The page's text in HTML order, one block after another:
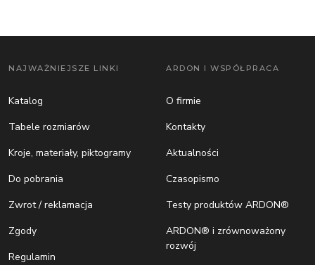
NAJWAŻNIEJSZE LINKI
Katalog
Tabele rozmiarów
Kroje, materiały, piktogramy
Do pobrania
Zwrot / reklamacja
Zgody
Regulamin
ARDON I WSPÓŁPRACA
O firmie
Kontakty
Aktualności
Czasopismo
Testy produktów ARDON®
ARDON® i zrównoważony
rozwój